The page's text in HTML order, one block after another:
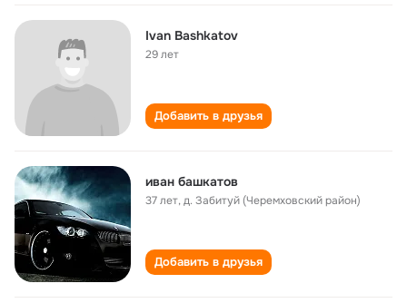
Ivan Bashkatov
29 лет
Добавить в друзья
иван башкатов
37 лет,д. Забитуй (Черемховский район)
Добавить в друзья